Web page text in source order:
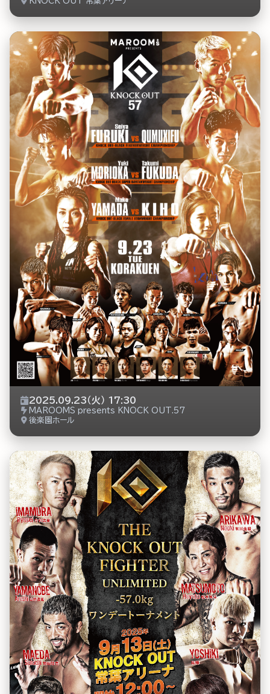
2025.09.23（火） 17:30
MAROOMS presents KNOCK OUT.57
後楽園ホール